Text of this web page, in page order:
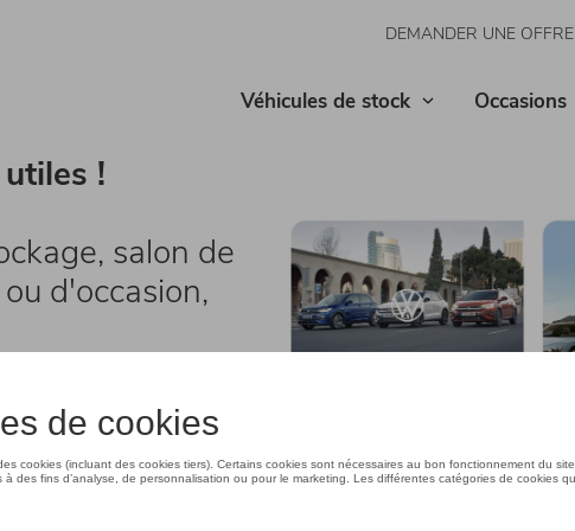
DEMANDER UNE OFFRE
Véhicules de stock Occasions
!
salon de
d'occasion,
marques
Skoda